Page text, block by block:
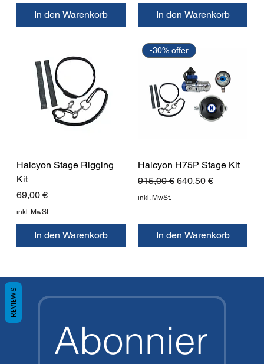
In den Warenkorb In den Warenkorb
Halcyon Stage Rigging
Kit
Preis
69,00 €
inkl. MwSt.
In den Warenkorb
-30% offer
Halcyon H75P Stage Kit
Standardpreis
915,00 € Sale-Preis
640,50 €
inkl. MwSt.
In den Warenkorb
Abonnier
REVIEWS